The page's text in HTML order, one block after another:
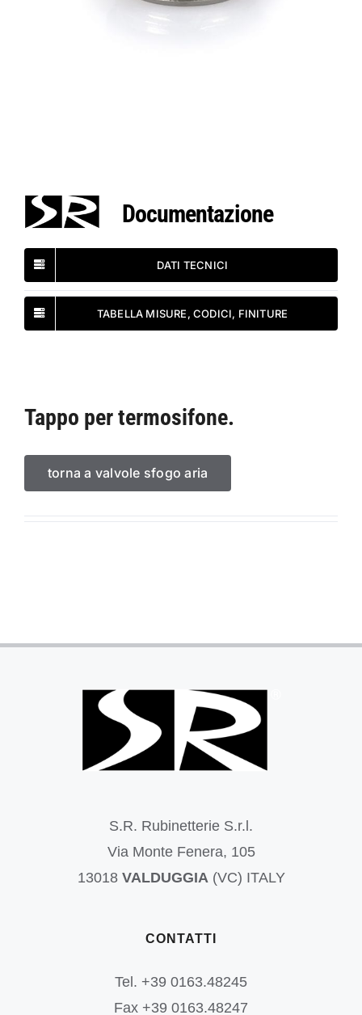
Documentazione
DATI TECNICI
TABELLA MISURE, CODICI, FINITURE
Tappo per termosifone.
torna a valvole sfogo aria
S.R. Rubinetterie S.r.l.
Via Monte Fenera, 105
13018 VALDUGGIA (VC) ITALY
CONTATTI
Tel. +39 0163.48245
Fax +39 0163.48247